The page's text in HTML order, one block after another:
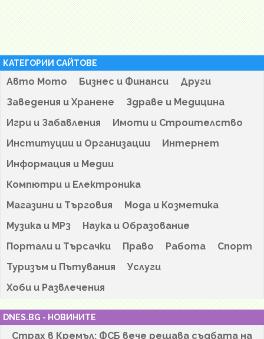
КАТЕГОРИИ САЙТОВЕ
Авто Мото Бизнес и Финанси
Други
Заведения и Хранене
Здраве и Медицина
Игри и Забавления
Имоти и Строителство
Институции и Организации
Интернет
Информация и Медии
Компютри и Електроника
Магазини и Търговия
Мода и Козметика
Музика и MP3
Наука и Образование
Портали и Търсачки
Право Работа
Спорт
Туризъм и Пътувания
Услуги
Хоби и Развлечения
DNES.BG - НОВИНИТЕ
Страх в Кремъл: ФСБ вече решава съдбата на